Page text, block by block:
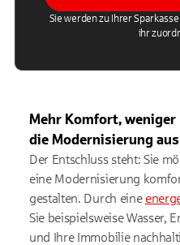
Sie werden zu Ihrer
ihr
Mehr Komfort, weniger
die Modernisierung aus
Der Entschluss steht: Sie
eine Modernisierung
gestalten. Durch eine
Sie beispielsweise Wasser,
und Ihre Immobilie